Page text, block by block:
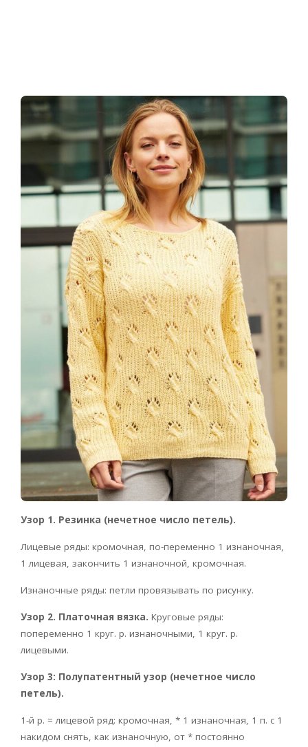
Узор 1. Резинка (нечетное число петель).
Лицевые ряды: кромочная, по-переменно 1 изнаночная,
1 лицевая, закончить 1 изнаночной, кромочная.
Изнаночные ряды: петли провязывать по рисунку.
Узор 2. Платочная вязка. Круговые ряды:
попеременно 1 круг. р. изнаночными, 1 круг. р.
лицевыми.
Узор 3: Полупатентный узор (нечетное число
петель).
1-й р. = лицевой ряд: кромочная, * 1 изнаночная, 1 п. с 1
накидом снять, как изнаночную, от * постоянно